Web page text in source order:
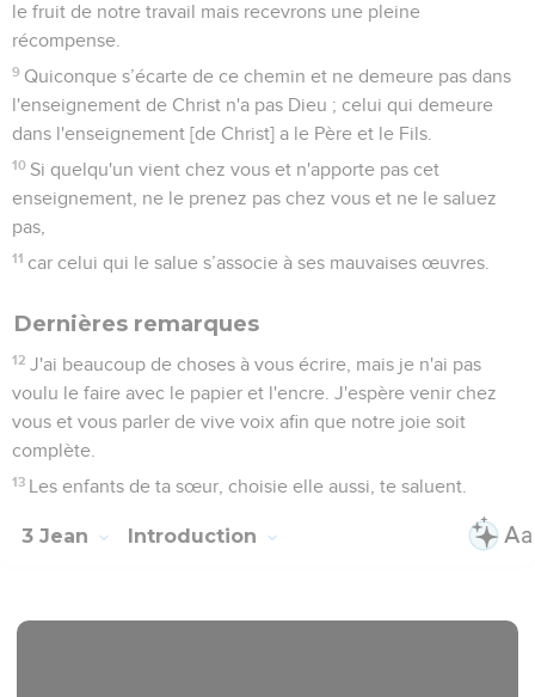
le fruit de notre travail mais recevrons une pleine
récompense.
9 Quiconque s’écarte de ce chemin et ne demeure pas dans
l'enseignement de Christ n'a pas Dieu ; celui qui demeure
dans l'enseignement [de Christ] a le Père et le Fils.
10 Si quelqu'un vient chez vous et n'apporte pas cet
enseignement, ne le prenez pas chez vous et ne le saluez
pas,
11 car celui qui le salue s’associe à ses mauvaises œuvres.
Dernières remarques
12 J'ai beaucoup de choses à vous écrire, mais je n'ai pas
voulu le faire avec le papier et l'encre. J'espère venir chez
vous et vous parler de vive voix afin que notre joie soit
complète.
13 Les enfants de ta sœur, choisie elle aussi, te saluent.
3 Jean Introduction